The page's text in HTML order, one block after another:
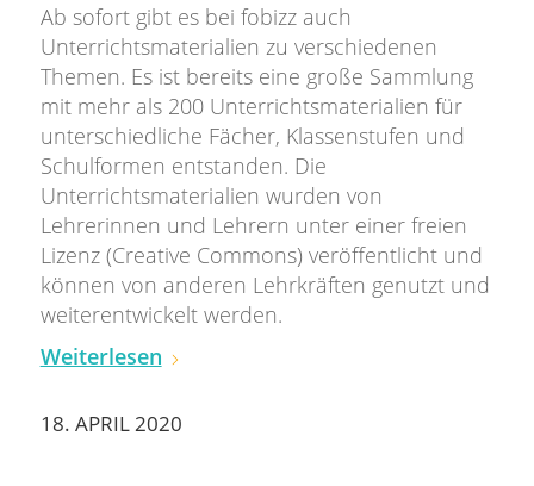
Ab sofort gibt es bei fobizz auch
Unterrichtsmaterialien zu verschiedenen
Themen. Es ist bereits eine große Sammlung
mit mehr als 200 Unterrichtsmaterialien für
unterschiedliche Fächer, Klassenstufen und
Schulformen entstanden. Die
Unterrichtsmaterialien wurden von
Lehrerinnen und Lehrern unter einer freien
Lizenz (Creative Commons) veröffentlicht und
können von anderen Lehrkräften genutzt und
weiterentwickelt werden.
Weiterlesen
18. APRIL 2020